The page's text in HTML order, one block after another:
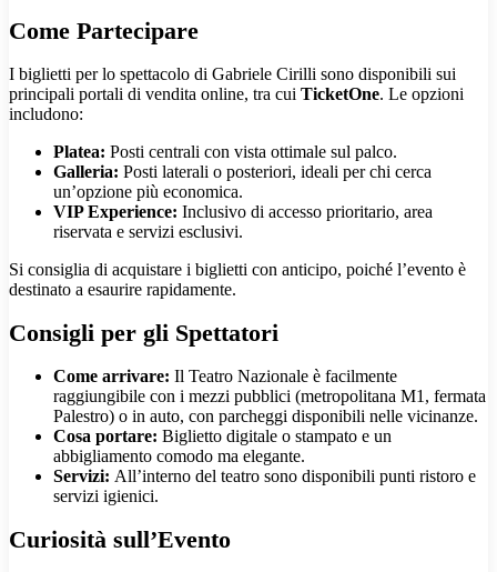
Come Partecipare
I biglietti per lo spettacolo di Gabriele Cirilli sono disponibili sui
principali portali di vendita online, tra cui TicketOne. Le opzioni
includono:
Platea: Posti centrali con vista ottimale sul palco.
Galleria: Posti laterali o posteriori, ideali per chi cerca
un’opzione più economica.
VIP Experience: Inclusivo di accesso prioritario, area
riservata e servizi esclusivi.
Si consiglia di acquistare i biglietti con anticipo, poiché l’evento è
destinato a esaurire rapidamente.
Consigli per gli Spettatori
Come arrivare: Il Teatro Nazionale è facilmente
raggiungibile con i mezzi pubblici (metropolitana M1, fermata
Palestro) o in auto, con parcheggi disponibili nelle vicinanze.
Cosa portare: Biglietto digitale o stampato e un
abbigliamento comodo ma elegante.
Servizi: All’interno del teatro sono disponibili punti ristoro e
servizi igienici.
Curiosità sull’Evento